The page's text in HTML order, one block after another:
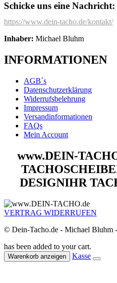
Schicke uns eine Nachricht:
https://www.dein-tacho.de/kontakt/
Inhaber: Michael Bluhm
INFORMATIONEN
AGB´s
Datenschutzerklärung
Widerrufsbelehrung
Impressum
Versandinformationen
FAQs
Mein Account
www.DEIN-
DESIGNIHR
VERTRAG WIDERRUFEN
© Dein-Tacho.de - Michael Bluhm
has been added to your cart.
Warenkorb anzeigen Kasse